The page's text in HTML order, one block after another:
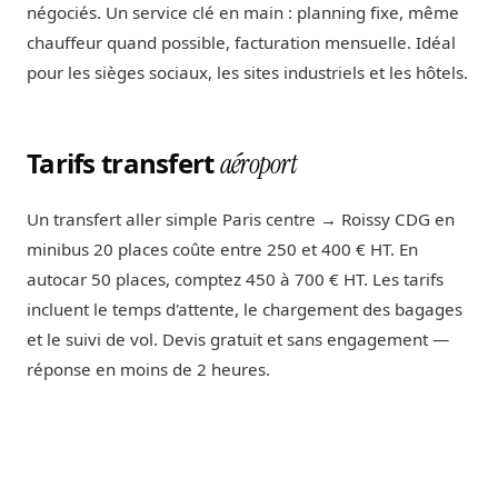
négociés. Un service clé en main : planning fixe, même
chauffeur quand possible, facturation mensuelle. Idéal
pour les sièges sociaux, les sites industriels et les hôtels.
Tarifs transfertaéroport
Un transfert aller simple Paris centre → Roissy CDG en
minibus 20 places coûte entre 250 et 400 € HT. En
autocar 50 places, comptez 450 à 700 € HT. Les tarifs
incluent le temps d'attente, le chargement des bagages
et le suivi de vol. Devis gratuit et sans engagement —
réponse en moins de 2 heures.